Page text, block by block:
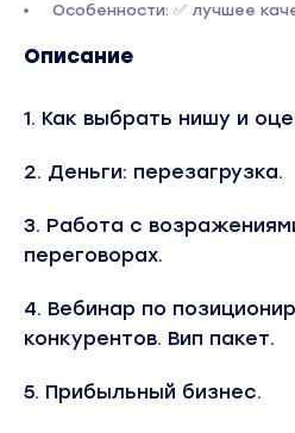
Особенности: ✅ лучшее
Описание
1. Как выбрать нишу и
2. Деньги: перезагрузка.
3. Работа с
переговорах.
4. Вебинар по
конкурентов. Вип пакет.
5. Прибыльный бизнес.